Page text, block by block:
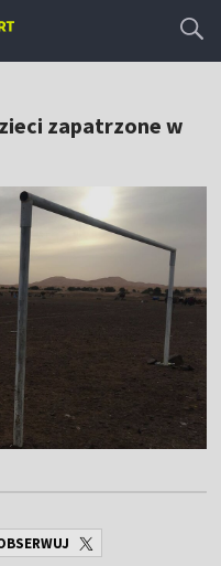
zapatrzone w